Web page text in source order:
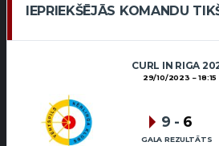
IEPRIEKŠĒJĀS KOMANDU
CURL IN RIGA
29/10/2023 18:15
9 - 6
GALA REZULTĀTS